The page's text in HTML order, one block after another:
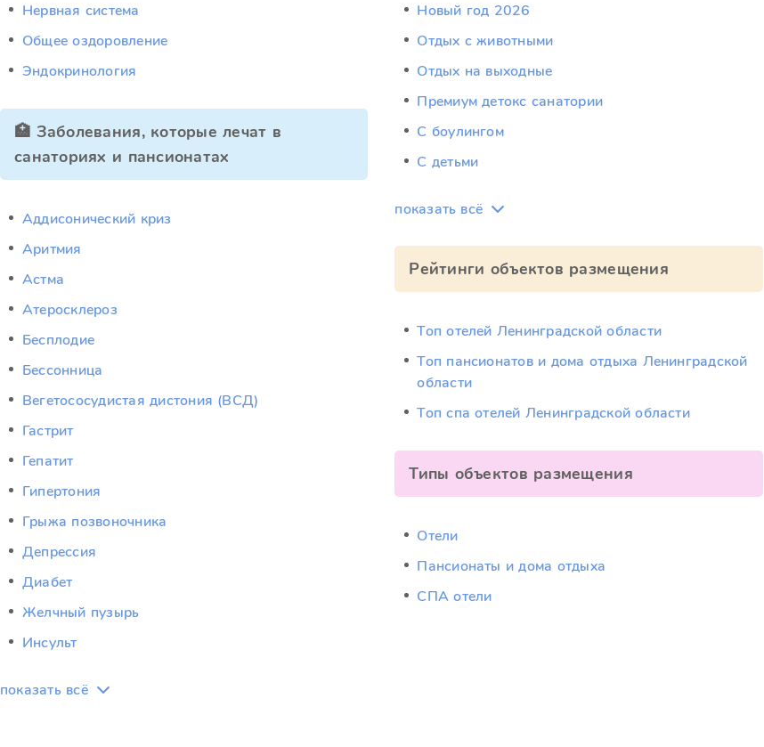
Нервная система
Общее оздоровление
Эндокринология
🏥 Заболевания, которые лечат в
санаториях и пансионатах
Аддисонический криз
Аритмия
Астма
Атеросклероз
Бесплодие
Бессонница
Вегетососудистая дистония (ВСД)
Гастрит
Гепатит
Гипертония
Грыжа позвоночника
Депрессия
Диабет
Желчный пузырь
Инсульт
показать всё
Новый год 2026
Отдых c животными
Отдых на выходные
Премиум детокс санатории
С боулингом
С детьми
показать всё
Рейтинги объектов размещения
Топ отелей Ленинградской области
Топ пансионатов и дома отдыха Ленинградской
области
Топ спа отелей Ленинградской области
Типы объектов размещения
Отели
Пансионаты и дома отдыха
СПА отели